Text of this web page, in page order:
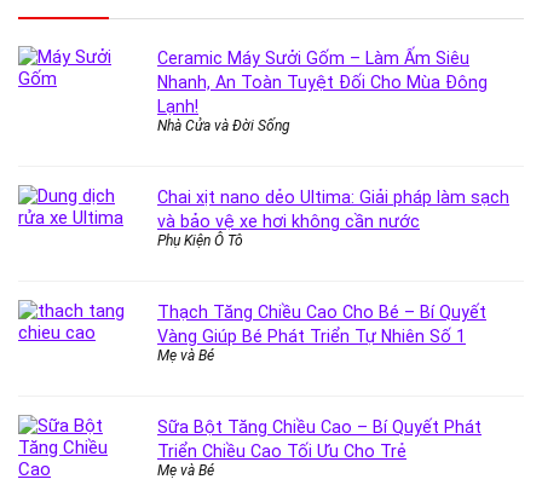
Ceramic Máy Sưởi Gốm – Làm Ấm Siêu
Nhanh, An Toàn Tuyệt Đối Cho Mùa Đông
Lạnh!
Nhà Cửa và Đời Sống
Chai xịt nano dẻo Ultima: Giải pháp làm sạch
và bảo vệ xe hơi không cần nước
Phụ Kiện Ô Tô
Thạch Tăng Chiều Cao Cho Bé – Bí Quyết
Vàng Giúp Bé Phát Triển Tự Nhiên Số 1
Mẹ và Bé
Sữa Bột Tăng Chiều Cao – Bí Quyết Phát
Triển Chiều Cao Tối Ưu Cho Trẻ
Mẹ và Bé